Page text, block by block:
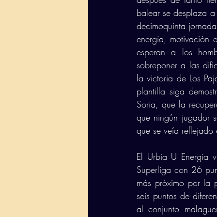
balear se desplaza
decimoquinta
energía, motivación
esperan a los
sobreponer a las
la victoria de Los
plantilla siga
Soria, que la
que ningún jugador
que se veía
El Urbia U Energia
Superliga con 26
más próximo por la
seis puntos de
al conjunto